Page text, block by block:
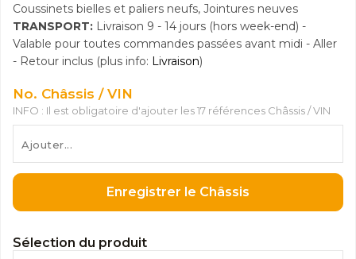
Coussinets bielles et paliers neufs, Jointures neuves
TRANSPORT: Livraison 9 - 14 jours (hors week-end) -
Valable pour toutes commandes passées avant midi - Aller
- Retour inclus (plus info: Livraison)
No. Châssis / VIN
INFO : Il est obligatoire d'ajouter les 17 références Châssis / VIN
Enregistrer le Châssis
Sélection du produit